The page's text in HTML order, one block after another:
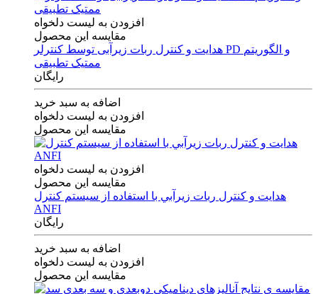
افزودن به لیست دلخواه
مقایسه این محصول
هدایت و کنترل ربات زیرآبی توسط کنترلر PD و الگوریتم
ممتیک تطبیقی
رایگان
اضافه به سبد خرید
افزودن به لیست دلخواه
مقایسه این محصول
افزودن به لیست دلخواه
مقایسه این محصول
هدايت و كنترل ربات زيرآبي با استفاده از سيستم كنترل
ANFI
رایگان
اضافه به سبد خرید
افزودن به لیست دلخواه
مقایسه این محصول